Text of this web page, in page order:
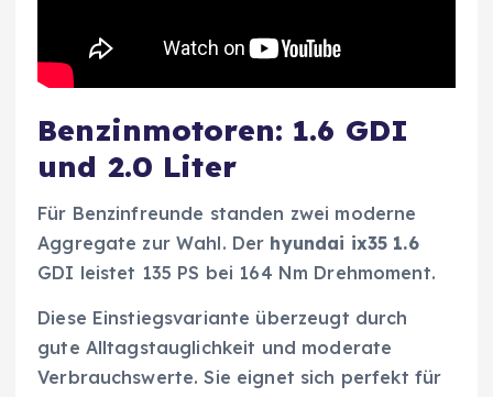
Benzinmotoren: 1.6 GDI
und 2.0 Liter
Für Benzinfreunde standen zwei moderne
Aggregate zur Wahl. Der hyundai ix35 1.6
GDI leistet 135 PS bei 164 Nm Drehmoment.
Diese Einstiegsvariante überzeugt durch
gute Alltagstauglichkeit und moderate
Verbrauchswerte. Sie eignet sich perfekt für